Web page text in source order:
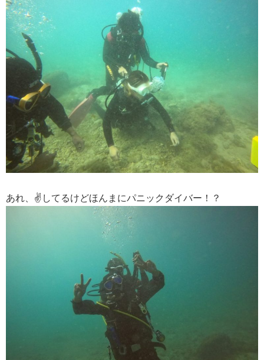
あれ、✌してるけどほんまにパニックダイバー！？